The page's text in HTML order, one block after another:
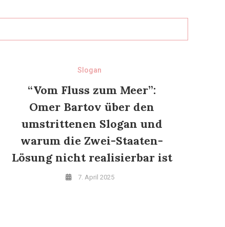
Slogan
“Vom Fluss zum Meer”:
Omer Bartov über den
umstrittenen Slogan und
warum die Zwei-Staaten-
Lösung nicht realisierbar ist
7. April 2025